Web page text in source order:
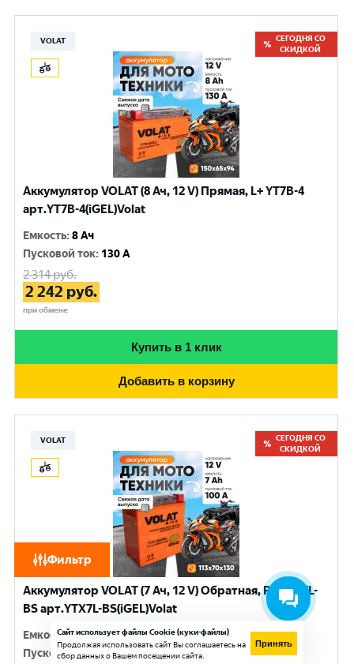
Фильтр
VOLAT
СЕГОДНЯ СО
СКИДКОЙ
Аккумулятор VOLAT (8 Ач, 12 V) Прямая, L+ YT7B-4
арт.YT7B-4(iGEL)Volat
Емкость:8 Ач
Пусковой ток: 130 A
2 314руб.
2 242 руб.
при обмене
Купить в 1 клик
Добавить в корзину
VOLAT
СЕГОДНЯ СО
СКИДКОЙ
Аккумулятор VOLAT (7 Ач, 12 V) Обратная, R+ YTX7L-
BS арт.YTX7L-BS(iGEL)Volat
Емкость:7 Ач
Пусковой ток:100 A
Сайт использует файлы Cookie (куки-файлы)
Продолжая использовать сайт Вы соглашаетесь на
сбор данных о Вашем посещении сайта.
Принять